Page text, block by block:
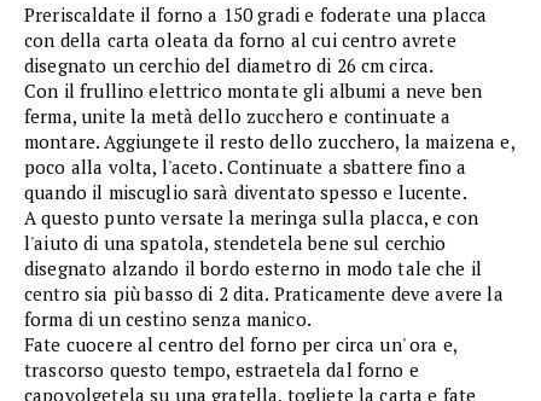
Preriscaldate il forno a 150 gradi e foderate una placca
con della carta oleata da forno al cui centro avrete
disegnato un cerchio del diametro di 26 cm circa.
Con il frullino elettrico montate gli albumi a neve ben
ferma, unite la metà dello zucchero e continuate a
montare. Aggiungete il resto dello zucchero, la maizena e,
poco alla volta, l'aceto. Continuate a sbattere fino a
quando il miscuglio sarà diventato spesso e lucente.
A questo punto versate la meringa sulla placca, e con
l'aiuto di una spatola, stendetela bene sul cerchio
disegnato alzando il bordo esterno in modo tale che il
centro sia più basso di 2 dita. Praticamente deve avere la
forma di un cestino senza manico.
Fate cuocere al centro del forno per circa un' ora e,
trascorso questo tempo, estraetela dal forno e
capovolgetela su una gratella, togliete la carta e fate